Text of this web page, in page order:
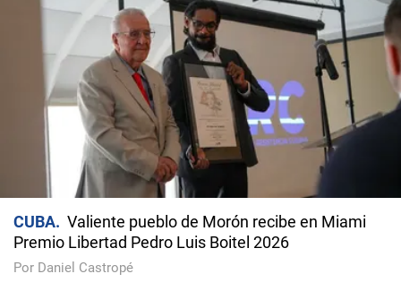
CUBA
Valiente pueblo de Morón recibe en Miami
Premio Libertad Pedro Luis Boitel 2026
Por Daniel Castropé